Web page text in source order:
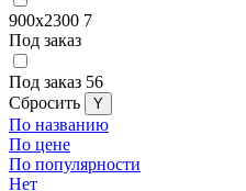
900x2300 7
Под заказ
Под заказ 56
Cбросить
По названию
По цене
По популярности
Нет